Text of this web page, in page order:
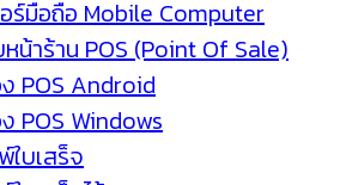
ร์มือถือ Mobile Computer
น้าร้าน POS (Point Of Sale)
POS Android
POS Windows
ใบเสร็จ